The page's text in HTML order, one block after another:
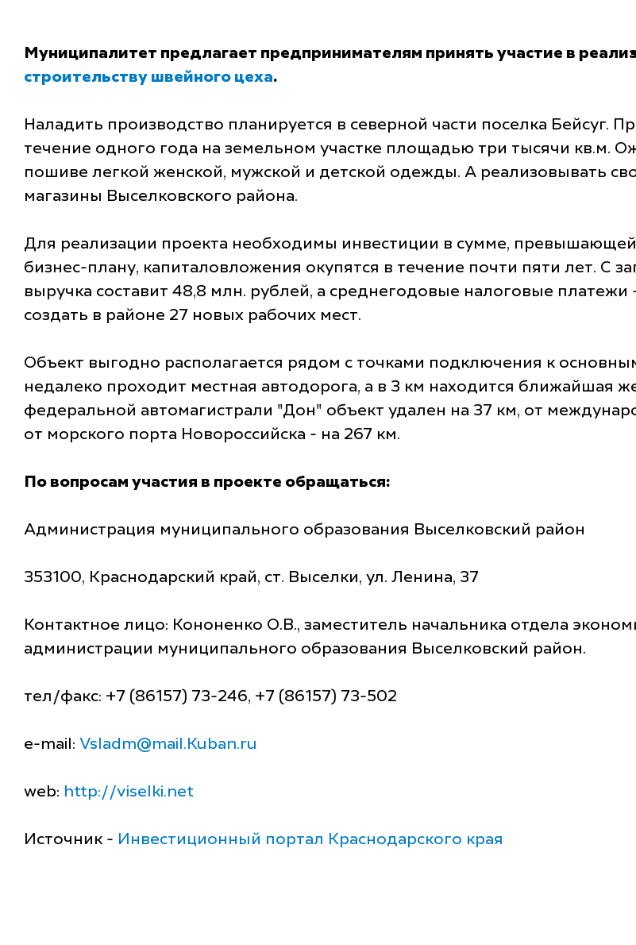
Муниципалитет предлагает предпринимателям принять участие в
строительству швейного цеха.
Наладить производство планируется в северной части поселка Бейсуг.
течение одного года на земельном участке площадью три тысячи кв.м.
пошиве легкой женской, мужской и детской одежды. А реализовывать
магазины Выселковского района.
Для реализации проекта необходимы инвестиции в сумме,
бизнес-плану, капиталовложения окупятся в течение почти пяти лет. С
выручка составит 48,8 млн. рублей, а среднегодовые налоговые
создать в районе 27 новых рабочих мест.
Объект выгодно располагается рядом с точками подключения к
недалеко проходит местная автодорога, а в 3 км находится ближайшая
федеральной автомагистрали "Дон" объект удален на 37 км, от
от морского порта Новороссийска - на 267 км.
По вопросам участия в проекте обращаться:
Администрация муниципального образования Выселковский район
353100, Краснодарский край, ст. Выселки, ул. Ленина, 37
Контактное лицо: Кононенко О.В., заместитель начальника отдела
администрации муниципального образования Выселковский район.
тел/факс: +7 (86157) 73-246, +7 (86157) 73-502
e-mail: Vsladm@mail.Kuban.ru
web: http://viselki.net
Источник - Инвестиционный портал Краснодарского края